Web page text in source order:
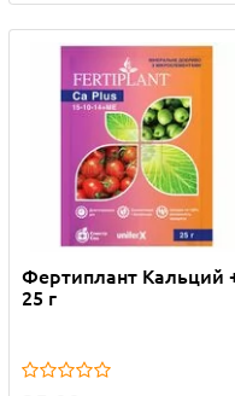
Фертиплант Кальций
25 г